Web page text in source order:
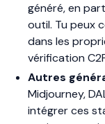
généré, en
outil. Tu peux
dans les
vérification
Autres
Midjourney,
intégrer ces